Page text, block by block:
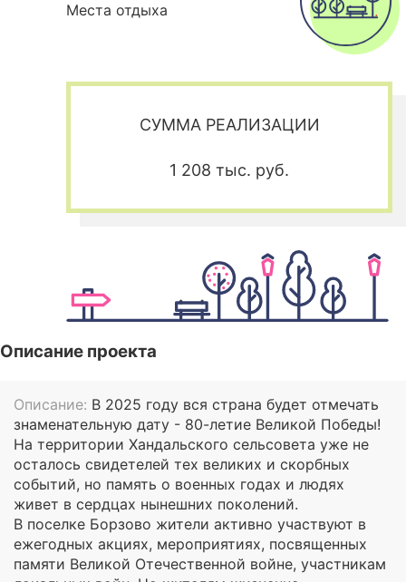
Места отдыха
СУММА РЕАЛИЗАЦИИ
1 208 тыс. руб.
Описание проекта
Описание: В 2025 году вся страна будет отмечать
знаменательную дату - 80-летие Великой Победы!
На территории Хандальского сельсовета уже не
осталось свидетелей тех великих и скорбных
событий, но память о военных годах и людях
живет в сердцах нынешних поколений.
В поселке Борзово жители активно участвуют в
ежегодных акциях, мероприятиях, посвященных
памяти Великой Отечественной войне, участникам